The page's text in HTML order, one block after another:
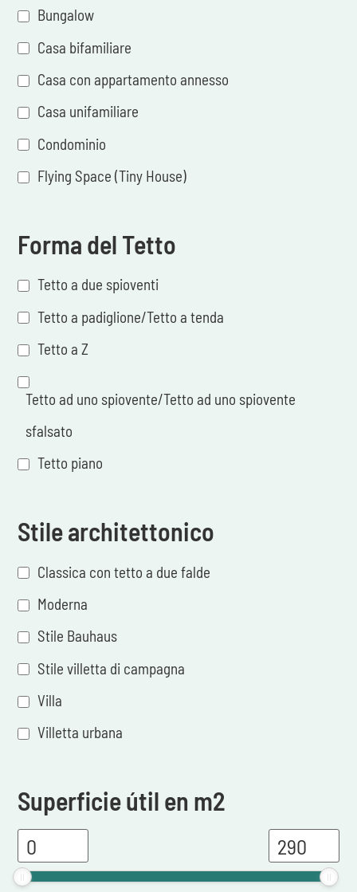
Bungalow
Casa bifamiliare
Casa con appartamento annesso
Casa unifamiliare
Condominio
Flying Space (Tiny House)
Forma del Tetto
Tetto a due spioventi
Tetto a padiglione/Tetto a tenda
Tetto a Z
Tetto ad uno spiovente/Tetto ad uno spiovente
sfalsato
Tetto piano
Stile architettonico
Classica con tetto a due falde
Moderna
Stile Bauhaus
Stile villetta di campagna
Villa
Villetta urbana
Superficie útil en m2